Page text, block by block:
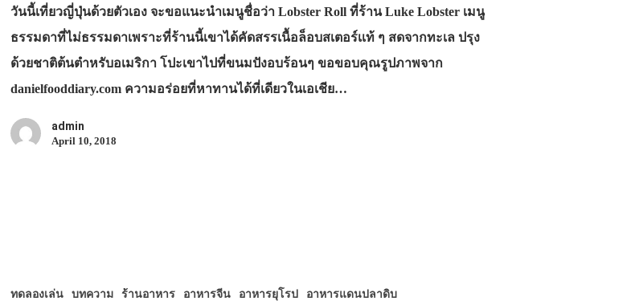
วันนี้เที่ยวญี่ปุ่นด้วยตัวเอง จะขอแนะนำเมนูชื่อว่า Lobster Roll ที่ร้าน Luke Lobster เมนู
ธรรมดาที่ไม่ธรรมดาเพราะที่ร้านนี้เขาได้คัดสรรเนื้อล็อบสเตอร์เเท้ ๆ สดจากทะเล ปรุง
ด้วยชาติต้นตำหรับอเมริกา โปะเขาไปที่ขนมปังอบร้อนๆ ขอขอบคุณรูปภาพจาก
danielfooddiary.com ความอร่อยที่หาทานได้ที่เดียวในเอเชีย…
admin
April 10, 2018
ทดลองเล่น บทความ ร้านอาหาร อาหารจีน อาหารยุโรป อาหารแดนปลาดิบ